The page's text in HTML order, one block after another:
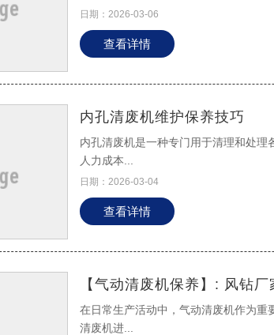
日期：2026-03-06
查看详情
内孔清废机维护保养技巧
内孔清废机是一种专门用于清理和处
人力成本...
日期：2026-03-04
查看详情
【气动清废机保养】: 风钻
在日常生产活动中，气动清废机作为重
清废机进...